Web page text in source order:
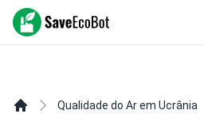
SaveEcoBot
Qualidade do Ar em Ucrânia